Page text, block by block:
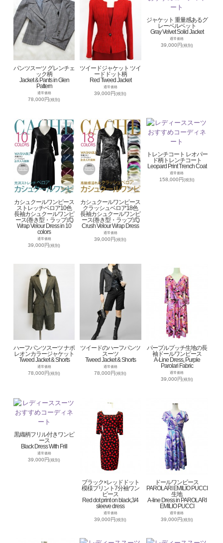
パンツスーツ グレンチェ
ック柄
Jacket & Pants in Glen
Pattern
通常価格
78,000円(税別)
ツイードジャケット ツイ
ードドット柄
Red Tweed Jacket
通常価格
39,000円(税別)
ジャケット 重量感あるグ
レーベルベット
Gray Velvet Solid Jacket
通常価格
39,000円(税別)
カシュクールワンピース
ストレッチベロア10色
長袖カシュクールワンピ
ース(巻き型・ラップ式)
Wrap Velour Dress in 10
colors
通常価格
39,000円(税別)
カシュクールワンピース
クラッシュベロア18色
長袖カシュクールワンピ
ース(巻き型・ラップ式)
Crush Velour Wrap Dress
通常価格
39,000円(税別)
トレンチコート レオパー
ド柄トレンチコート
Leopard Print Trench Coat
通常価格
158,000円(税別)
ハーフパンツスーツ ナポ
レオンカラージャケット
Tweed Jacket & Shorts
通常価格
78,000円(税別)
ツイードのハーフパンツ
スーツ
Tweed Jacket & Shorts
通常価格
78,000円(税別)
パープルプッチ生地の長
袖ドールワンピース
A-Line Dress, Purple
Parolari Fabric
通常価格
39,000円(税別)
黒織柄フリル付きワンピ
ース
Black Dress With Frill
通常価格
39,000円(税別)
ブラック×レッドドット
模様プリント7分袖ワン
ピース
Red dot print on black,3/4
sleeve dress
通常価格
39,000円(税別)
ドールワンピース
PAROLARI EMILIO PUCCI
生地
A-line Dress in PAROLARI
EMILIO PUCCI
通常価格
39,000円(税別)